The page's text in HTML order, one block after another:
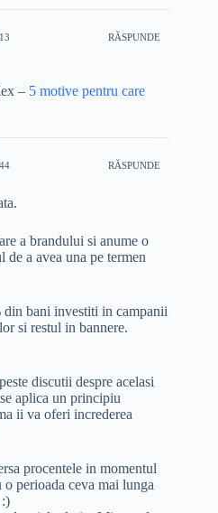
RĂSPUNDE
– 5 motive pentru care
RĂSPUNDE
a brandului si anume o
de a avea una pe termen
bani investiti in campanii
si restul in bannere.
discutii despre acelasi
aplica un principiu
ii va oferi increderea
procentele in momentul
perioada ceva mai lunga